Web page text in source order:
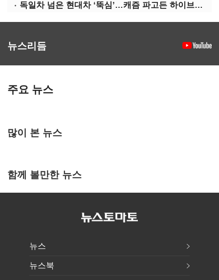
독일차 넘은 현대차 ‘뚝심’…캐즘 파고든 하이브리드 역전극
뉴스리듬
주요 뉴스
많이 본 뉴스
함께 볼만한 뉴스
뉴스
뉴스북